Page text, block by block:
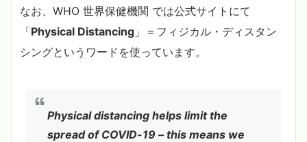
なお、WHO 世界保健機関 では公式サイトにて
「Physical Distancing 」＝フィジカル・ディスタン
シングというワードを使っています。
Physical distancing helps limit the
spread of COVID-19 – this means we